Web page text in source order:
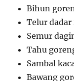
Bihun
Telur dadar
Semur
Tahu
Sambal
Bawang